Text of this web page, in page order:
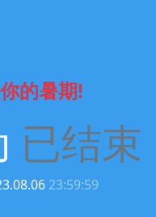
的暑期!
已结束
23:59:59